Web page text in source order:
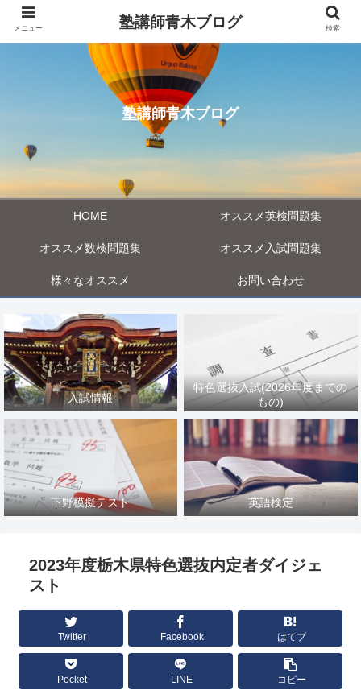
塾講師青木ブログ
HOME オススメ英検問題集
オススメ数検問題集 オススメ入試問題集
様々なオススメ お問い合わせ
入試情報
特色選抜入試(2026年度までの
もの)
下野模擬テスト 英語検定
2023年度栃木県特色選抜内定者ダイジェ
スト
Twitter Facebook はてブ
Pocket LINE コピー
メニュー 塾講師青木ブログ 検索